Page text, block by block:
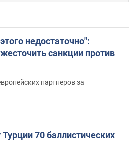
недостаточно":
санкции против
партнеров за
70 баллистических